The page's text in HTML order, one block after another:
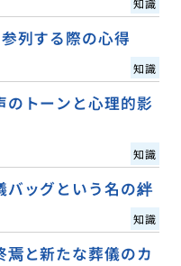
列する際の心得
知識
のトーンと心理的影
知識
バッグという名の絆
知識
焉と新たな葬儀のカ